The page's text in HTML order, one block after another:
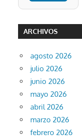
ARCHIVOS
agosto 2026
julio 2026
junio 2026
mayo 2026
abril 2026
marzo 2026
febrero 2026